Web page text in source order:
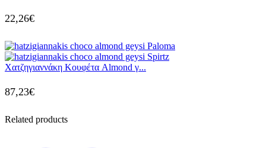
22,26€
Χατζηγιαννάκη Κουφέτα Almond γ...
87,23€
Related products